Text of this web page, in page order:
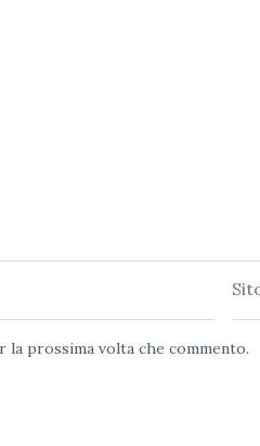
la prossima volta che commento.